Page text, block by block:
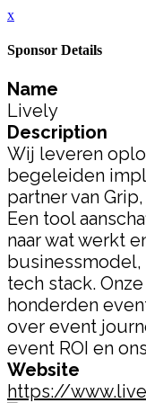
x
Sponsor Details
Name
Lively
Description
Wij leveren
begeleiden
partner van
Een tool
naar wat werkt
tech stack.
honderden
over event
event ROI en
Website
https://